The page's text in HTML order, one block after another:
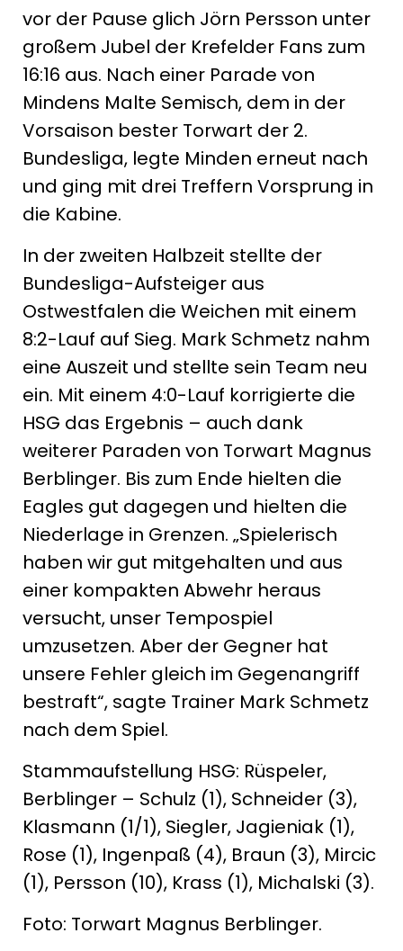
vor der Pause glich Jörn Persson unter
großem Jubel der Krefelder Fans zum
16:16 aus. Nach einer Parade von
Mindens Malte Semisch, dem in der
Vorsaison bester Torwart der 2.
Bundesliga, legte Minden erneut nach
und ging mit drei Treffern Vorsprung in
die Kabine.
In der zweiten Halbzeit stellte der
Bundesliga-Aufsteiger aus
Ostwestfalen die Weichen mit einem
8:2-Lauf auf Sieg. Mark Schmetz nahm
eine Auszeit und stellte sein Team neu
ein. Mit einem 4:0-Lauf korrigierte die
HSG das Ergebnis – auch dank
weiterer Paraden von Torwart Magnus
Berblinger. Bis zum Ende hielten die
Eagles gut dagegen und hielten die
Niederlage in Grenzen. „Spielerisch
haben wir gut mitgehalten und aus
einer kompakten Abwehr heraus
versucht, unser Tempospiel
umzusetzen. Aber der Gegner hat
unsere Fehler gleich im Gegenangriff
bestraft“, sagte Trainer Mark Schmetz
nach dem Spiel.
Stammaufstellung HSG: Rüspeler,
Berblinger – Schulz (1), Schneider (3),
Klasmann (1/1), Siegler, Jagieniak (1),
Rose (1), Ingenpaß (4), Braun (3), Mircic
(1), Persson (10), Krass (1), Michalski (3).
Foto: Torwart Magnus Berblinger.